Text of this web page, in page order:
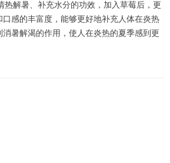
解暑、补充水分的功效，加入草莓后，更
感的丰富度，能够更好地补充人体在炎热
暑解渴的作用，使人在炎热的夏季感到更